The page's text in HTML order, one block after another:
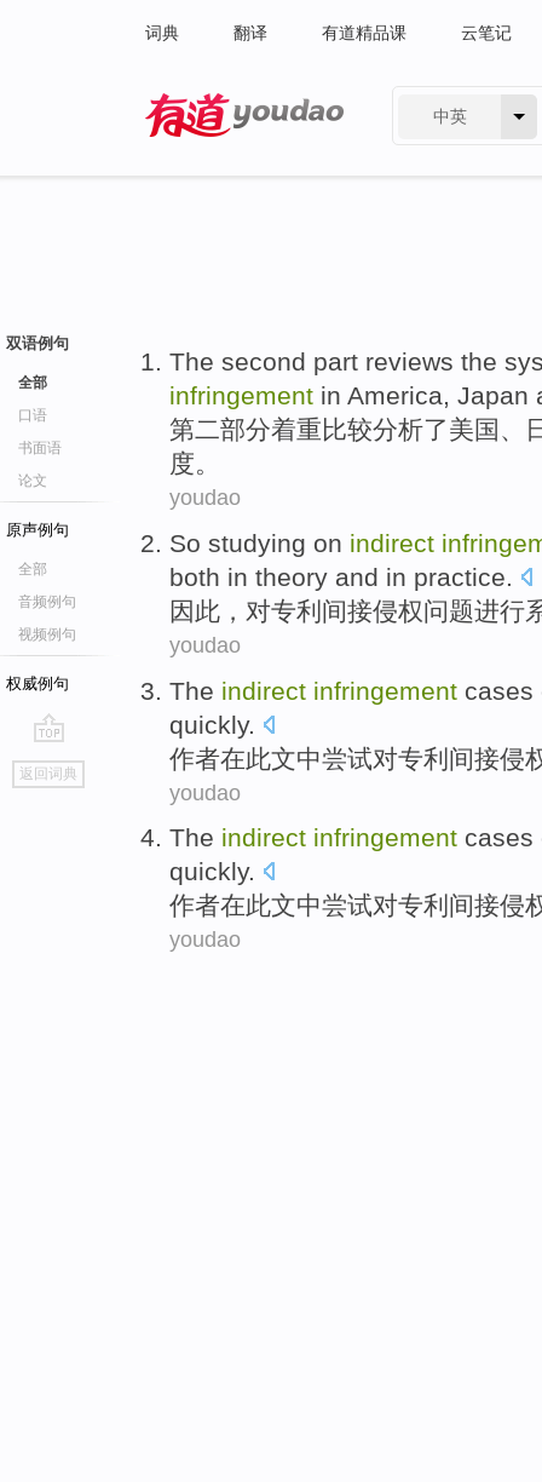
词典 翻译 有道精品课 云笔记
中英
双语例句
全部
口语
书面语
论文
原声例句
全部
音频例句
视频例句
权威例句
go
top
返回词典
The second part reviews the
infringement in America, Japan
第二部分着重比较分析了美国 、
度。
youdao
So studying on indirect
both in theory and in practice.
因此 ，对专利 间接侵权问题进行
youdao
The indirect infringement cases
quickly.
作者在此文中尝试对专利 间接侵
youdao
The indirect infringement cases
quickly.
作者在此文中尝试对专利 间接侵
youdao